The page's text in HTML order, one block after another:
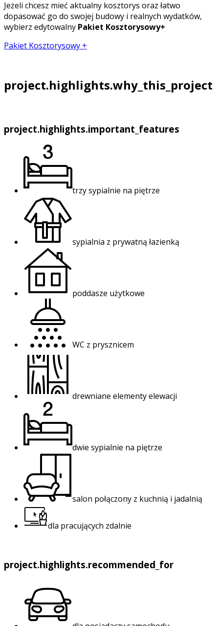
Jeżeli chcesz mieć aktualny kosztorys oraz łatwo
dopasować go do swojej budowy i realnych wydatków,
wybierz edytowalny Pakiet Kosztorysowy+
Pakiet Kosztorysowy +
project.highlights.why_this_project
project.highlights.important_features
trzy sypialnie na piętrze
sypialnia z prywatną łazienką
poddasze użytkowe
WC z prysznicem
drewniane elementy elewacji
dwie sypialnie na piętrze
salon połączony z kuchnią i jadalnią
dla pracujących zdalnie
project.highlights.recommended_for